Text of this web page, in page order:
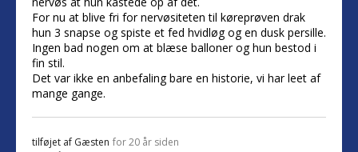
For nu at blive fri for nervøsiteten til køreprøven drak
hun 3 snapse og spiste et fed hvidløg og en dusk persille.
Ingen bad nogen om at blæse balloner og hun bestod i
fin stil.
Det var ikke en anbefaling bare en historie, vi har leet af
mange gange.
tilføjet af Gæsten for 20 år siden